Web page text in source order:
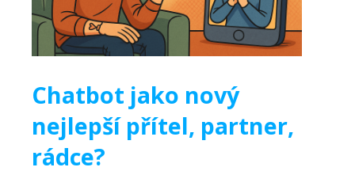
Chatbot jako nový
nejlepší přítel, partner,
rádce?